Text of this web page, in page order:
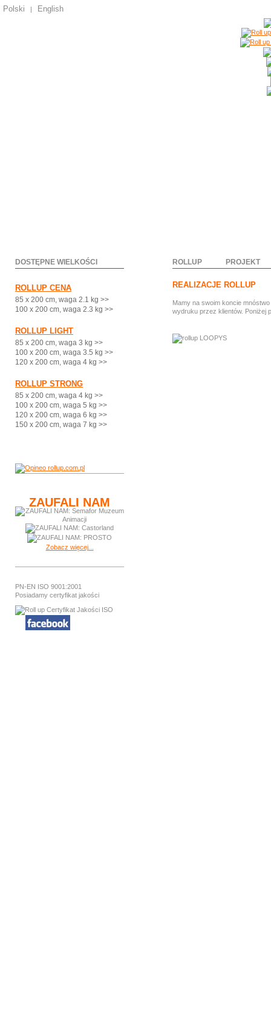
Polski | English
DOSTĘPNE WIELKOŚCI
ROLLUP CENA
85 x 200 cm, waga 2.1 kg >>
100 x 200 cm, waga 2.3 kg >>
ROLLUP LIGHT
85 x 200 cm, waga 3 kg >>
100 x 200 cm, waga 3.5 kg >>
120 x 200 cm, waga 4 kg >>
ROLLUP STRONG
85 x 200 cm, waga 4 kg >>
100 x 200 cm, waga 5 kg >>
120 x 200 cm, waga 6 kg >>
150 x 200 cm, waga 7 kg >>
ZAUFALI NAM
Zobacz więcej...
PN-EN ISO 9001:2001
Posiadamy certyfikat jakości
ROLLUP PROJEKT
REALIZACJE ROLLUP
Mamy na swoim koncie
wydruku przez klientów. Poniżej